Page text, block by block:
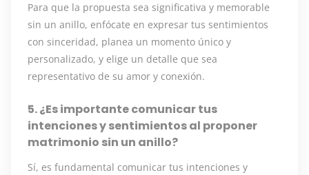
Para que la propuesta sea significativa y memorable
sin un anillo, enfócate en expresar tus sentimientos
con sinceridad, planea un momento único y
personalizado, y elige un detalle que sea
representativo de su amor y conexión.
5. ¿Es importante comunicar tus
intenciones y sentimientos al proponer
matrimonio sin un anillo?
Sí, es fundamental comunicar tus intenciones y